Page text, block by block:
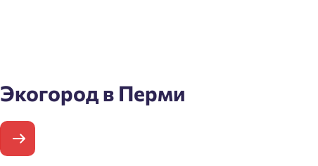
Экогород в Перми